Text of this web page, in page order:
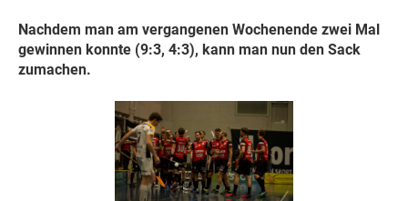
Nachdem man am vergangenen Wochenende zwei Mal
gewinnen konnte (9:3, 4:3), kann man nun den Sack
zumachen.